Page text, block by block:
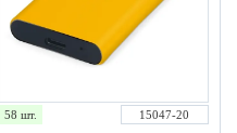
58 шт. 15047-20